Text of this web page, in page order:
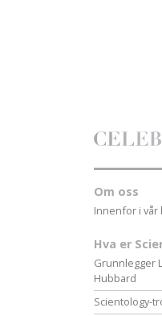
Om oss
Innenfor i vår
Hva er
Grunnlegger
Hubbard
Scientology-